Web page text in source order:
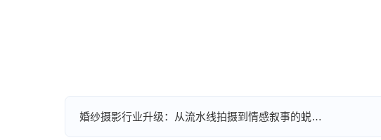
婚纱摄影行业升级：从流水线拍摄到情感叙事的蜕…